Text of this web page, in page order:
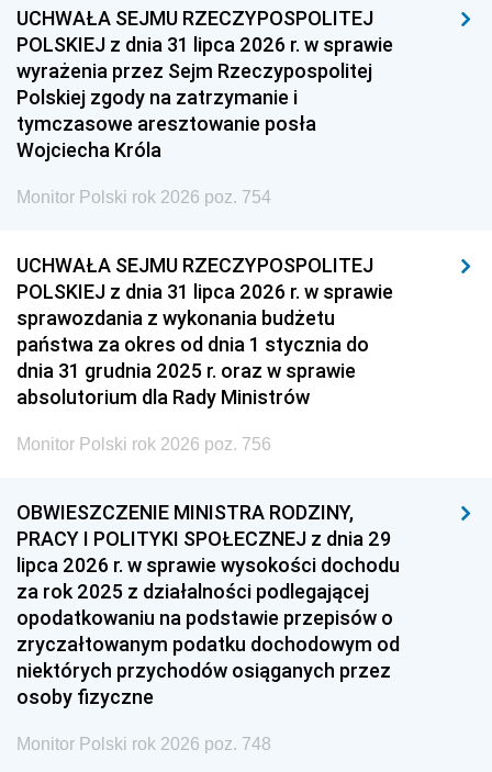
UCHWAŁA SEJMU RZECZYPOSPOLITEJ
POLSKIEJ z dnia 31 lipca 2026 r. w sprawie
wyrażenia przez Sejm Rzeczypospolitej
Polskiej zgody na zatrzymanie i
tymczasowe aresztowanie posła
Wojciecha Króla
Monitor Polski rok 2026 poz. 754
UCHWAŁA SEJMU RZECZYPOSPOLITEJ
POLSKIEJ z dnia 31 lipca 2026 r. w sprawie
sprawozdania z wykonania budżetu
państwa za okres od dnia 1 stycznia do
dnia 31 grudnia 2025 r. oraz w sprawie
absolutorium dla Rady Ministrów
Monitor Polski rok 2026 poz. 756
OBWIESZCZENIE MINISTRA RODZINY,
PRACY I POLITYKI SPOŁECZNEJ z dnia 29
lipca 2026 r. w sprawie wysokości dochodu
za rok 2025 z działalności podlegającej
opodatkowaniu na podstawie przepisów o
zryczałtowanym podatku dochodowym od
niektórych przychodów osiąganych przez
osoby fizyczne
Monitor Polski rok 2026 poz. 748